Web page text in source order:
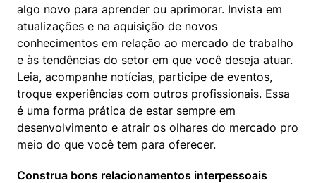
algo novo para aprender ou aprimorar. Invista em
atualizações e na aquisição de novos
conhecimentos em relação ao mercado de trabalho
e às tendências do setor em que você deseja atuar.
Leia, acompanhe notícias, participe de eventos,
troque experiências com outros profissionais. Essa
é uma forma prática de estar sempre em
desenvolvimento e atrair os olhares do mercado pro
meio do que você tem para oferecer.
Construa bons relacionamentos interpessoais